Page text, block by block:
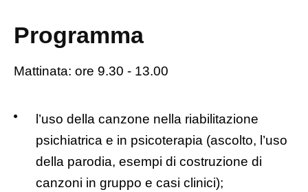
Programma
Mattinata: ore 9.30 - 13.00
l’uso della canzone nella riabilitazione
psichiatrica e in psicoterapia (ascolto, l’uso
della parodia, esempi di costruzione di
canzoni in gruppo e casi clinici);